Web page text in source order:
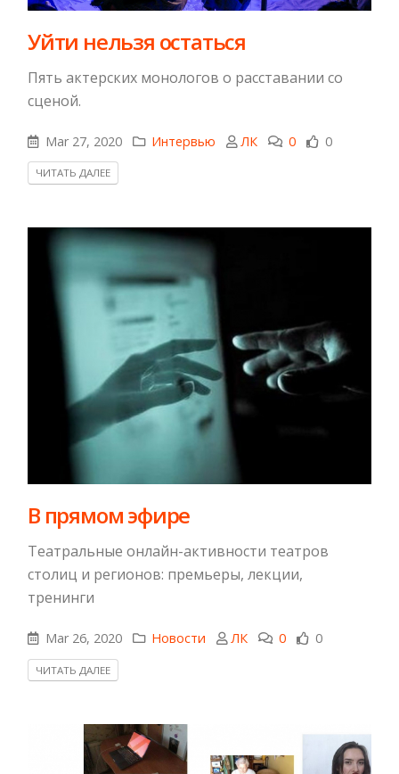
Уйти нельзя остаться
Пять актерских монологов о расставании со
сценой.
Mar 27, 2020 Интервью ЛК 0 0
ЧИТАТЬ ДАЛЕЕ
В прямом эфире
Театральные онлайн-активности театров
столиц и регионов: премьеры, лекции,
тренинги
Mar 26, 2020 Новости ЛК 0 0
ЧИТАТЬ ДАЛЕЕ